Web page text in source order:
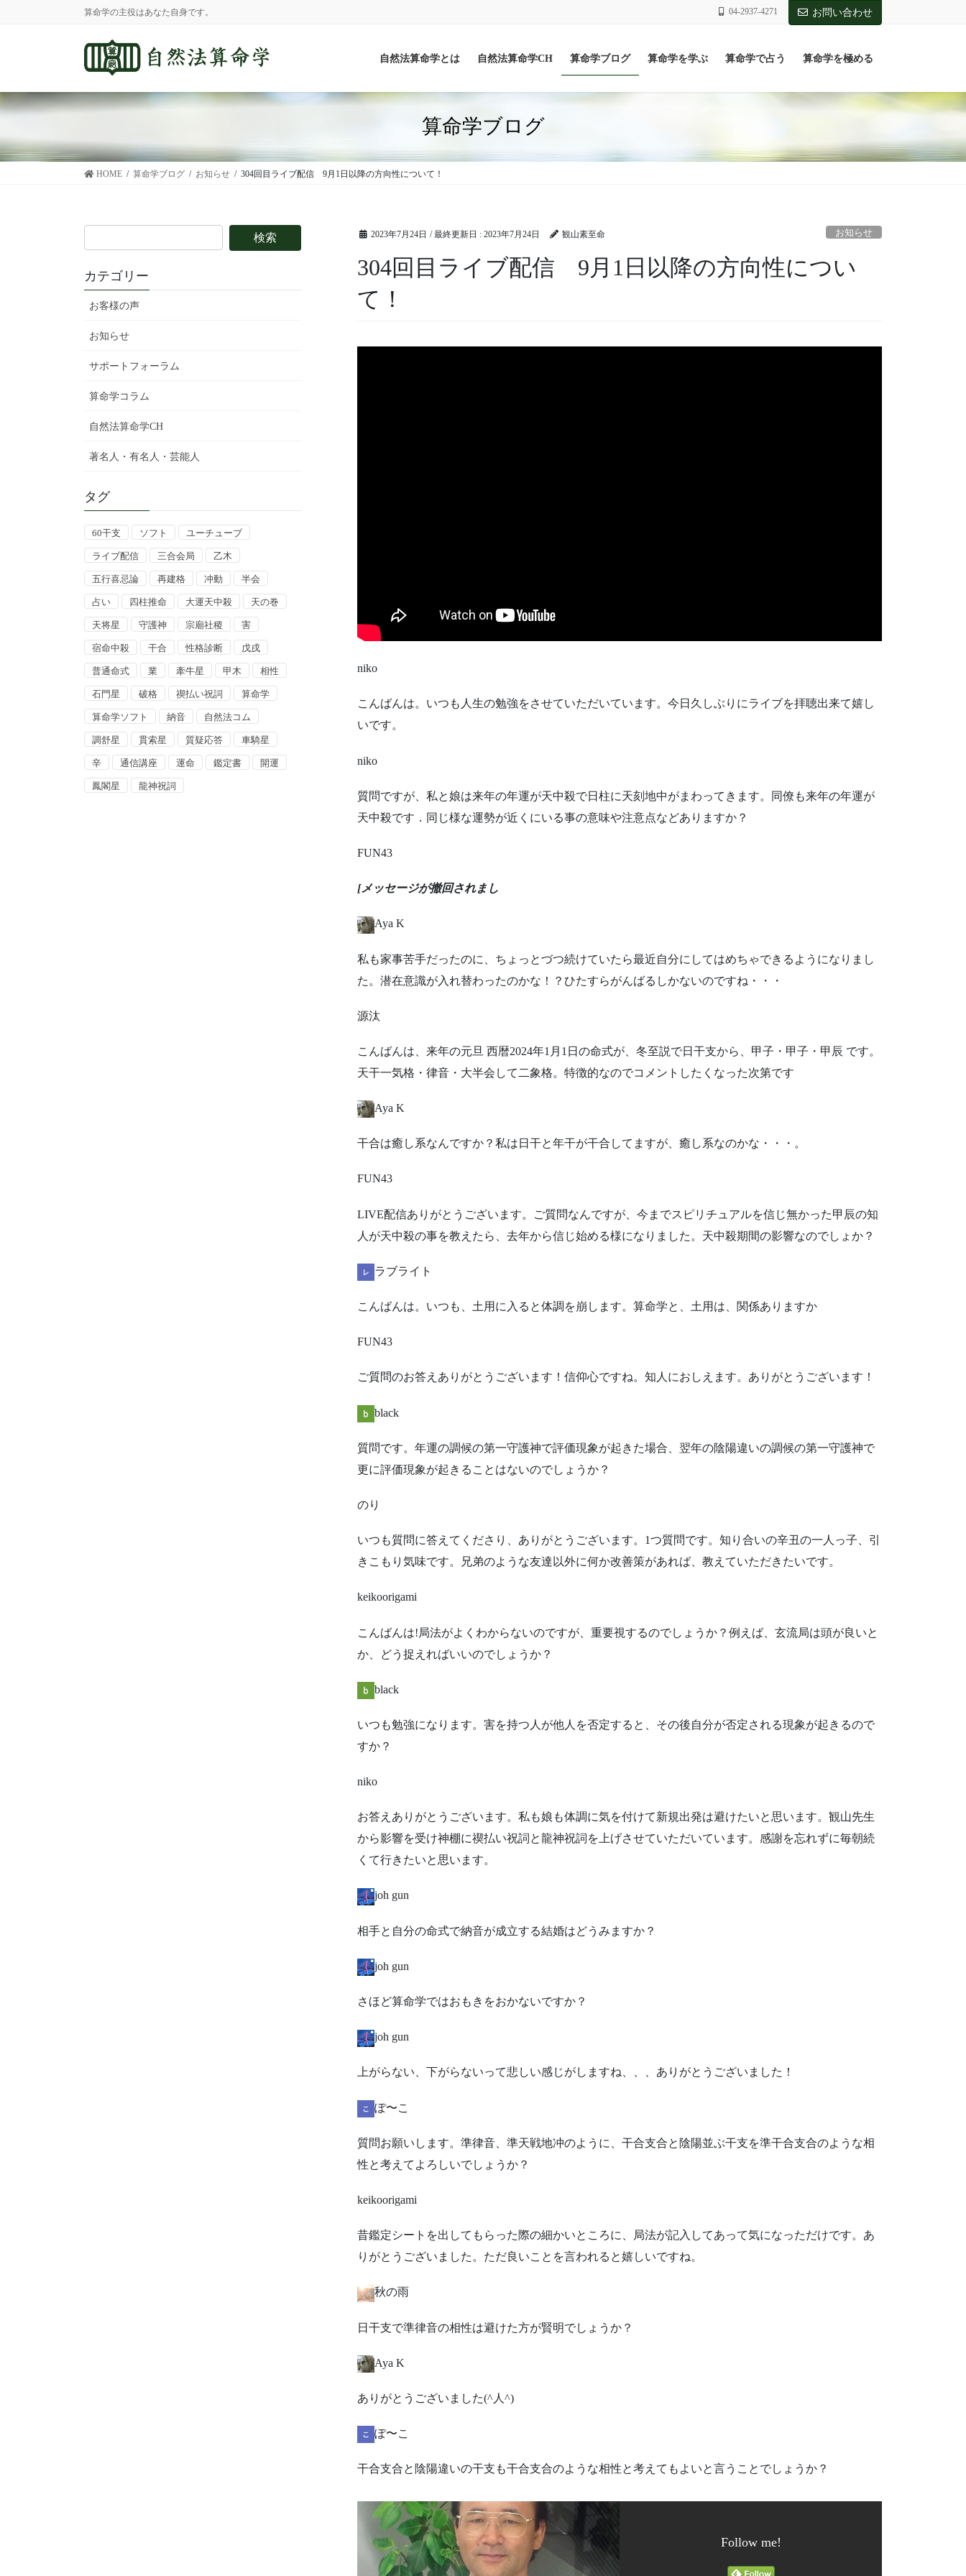
に
移
ョ
ン
移
動
算命学の主役はあなた自身です。 04-2937-4271 お問い合わせ
自然法算命学とは 自然法算命学CH 算命学ブログ 算命学を学ぶ 算命学で占う 算命学を極める
算命学ブログ
HOME 算命学ブログ お知らせ 304回目ライブ配信 9月1日以降の方向性について！
2023年7月24日 / 最終更新日 : 2023年7月24日 観山素至命 お知らせ
304回目ライブ配信 9月1日以降の方向性につい
て！
niko
​こんばんは。いつも人生の勉強をさせていただいています。今日久しぶりにライブを拝聴出来て嬉し
いです。
niko
​質問ですが、私と娘は来年の年運が天中殺で日柱に天刻地中がまわってきます。同僚も来年の年運が
天中殺です．同じ様な運勢が近くにいる事の意味や注意点などありますか？
FUN43
[メッセージが撤回されまし
Aya K
​私も家事苦手だったのに、ちょっとづつ続けていたら最近自分にしてはめちゃできるようになりまし
た。潜在意識が入れ替わったのかな！？ひたすらがんばるしかないのですね・・・
源汰
​こんばんは、来年の元旦 西暦2024年1月1日の命式が、冬至説で日干支から、甲子・甲子・甲辰 です。
天干一気格・律音・大半会して二象格。特徴的なのでコメントしたくなった次第です
Aya K
​干合は癒し系なんですか？私は日干と年干が干合してますが、癒し系なのかな・・・。
FUN43
​LIVE配信ありがとうございます。ご質問なんですが、今までスピリチュアルを信じ無かった甲辰の知
人が天中殺の事を教えたら、去年から信じ始める様になりました。天中殺期間の影響なのでしょか？
ラブライト
​こんばんは。いつも、土用に入ると体調を崩します。算命学と、土用は、関係ありますか
FUN43
​ご質問のお答えありがとうございます！信仰心ですね。知人におしえます。ありがとうございます！
black
​質問です。年運の調候の第一守護神で評価現象が起きた場合、翌年の陰陽違いの調候の第一守護神で
更に評価現象が起きることはないのでしょうか？
のり
​いつも質問に答えてくださり、ありがとうございます。1つ質問です。知り合いの辛丑の一人っ子、引
きこもり気味です。兄弟のような友達以外に何か改善策があれば、教えていただきたいです。
keikoorigami
​こんばんは!局法がよくわからないのですが、重要視するのでしょうか？例えば、玄流局は頭が良いと
か、どう捉えればいいのでしょうか？
black
​いつも勉強になります。害を持つ人が他人を否定すると、その後自分が否定される現象が起きるので
すか？
niko
​お答えありがとうございます。私も娘も体調に気を付けて新規出発は避けたいと思います。観山先生
から影響を受け神棚に禊払い祝詞と龍神祝詞を上げさせていただいています。感謝を忘れずに毎朝続
くて行きたいと思います。
joh gun
​相手と自分の命式で納音が成立する結婚はどうみますか？
joh gun
​さほど算命学ではおもきをおかないですか？
joh gun
​上がらない、下がらないって悲しい感じがしますね、、、ありがとうございました！
ぽ〜こ
​質問お願いします。準律音、準天戦地冲のように、干合支合と陰陽並ぶ干支を準干合支合のような相
性と考えてよろしいでしょうか？
keikoorigami
​昔鑑定シートを出してもらった際の細かいところに、局法が記入してあって気になっただけです。あ
りがとうございました。ただ良いことを言われると嬉しいですね。
秋の雨
​日干支で準律音の相性は避けた方が賢明でしょうか？
Aya K
​ありがとうございました(^人^)
ぽ〜こ
​干合支合と陰陽違いの干支も干合支合のような相性と考えてもよいと言うことでしょうか？
Follow me!
カテゴリー
お客様の声
お知らせ
サポートフォーラム
算命学コラム
自然法算命学CH
著名人・有名人・芸能人
タグ
60干支 ソフト ユーチューブ
ライブ配信 三合会局 乙木
五行喜忌論 再建格 冲動 半会
占い 四柱推命 大運天中殺 天の巻
天将星 守護神 宗廟社稷 害
宿命中殺 干合 性格診断 戊戌
普通命式 業 牽牛星 甲木 相性
石門星 破格 禊払い祝詞 算命学
算命学ソフト 納音 自然法コム
調舒星 貫索星 質疑応答 車騎星
辛 通信講座 運命 鑑定書 開運
鳳閣星 龍神祝詞